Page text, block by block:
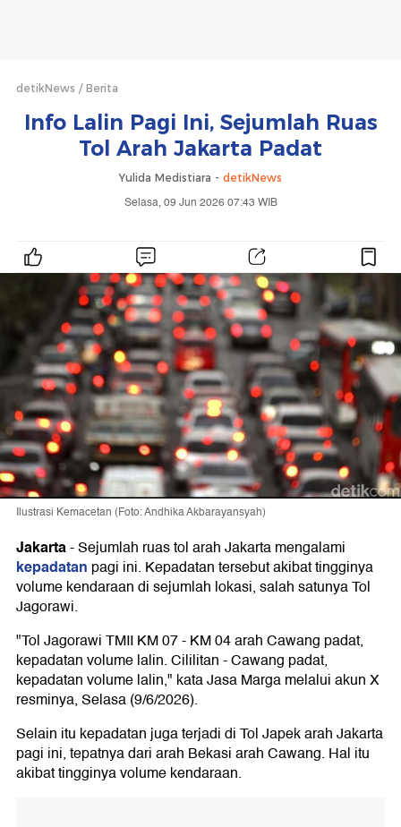
detikNews Berita
Info Lalin Pagi Ini, Sejumlah Ruas
Tol Arah Jakarta Padat
Yulida Medistiara - detikNews
Selasa, 09 Jun 2026 07:43 WIB
Ilustrasi Kemacetan (Foto: Andhika Akbarayansyah)
Jakarta-Sejumlah ruas tol arah Jakarta mengalami
kepadatan pagi ini. Kepadatan tersebut akibat tingginya
volume kendaraan di sejumlah lokasi, salah satunya Tol
Jagorawi.
"Tol Jagorawi TMII KM 07 - KM 04 arah Cawang padat,
kepadatan volume lalin. Cililitan - Cawang padat,
kepadatan volume lalin," kata Jasa Marga melalui akun X
resminya, Selasa (9/6/2026).
Selain itu kepadatan juga terjadi di Tol Japek arah Jakarta
pagi ini, tepatnya dari arah Bekasi arah Cawang. Hal itu
akibat tingginya volume kendaraan.